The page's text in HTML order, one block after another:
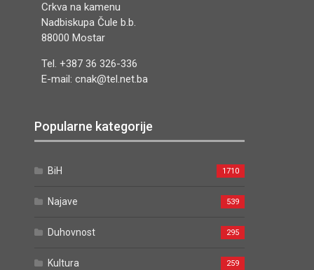
Crkva na kamenu
Nadbiskupa Čule b.b.
88000 Mostar
Tel. +387 36 326-336
E-mail: cnak@tel.net.ba
Popularne kategorije
BiH 1710
Najave 539
Duhovnost 295
Kultura 259